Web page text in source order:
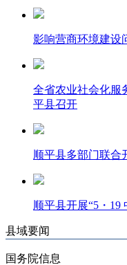
影响营商环境建设
全省农业社会化服
平县召开
顺平县多部门联合
顺平县开展“5・19
县域要闻
国务院信息